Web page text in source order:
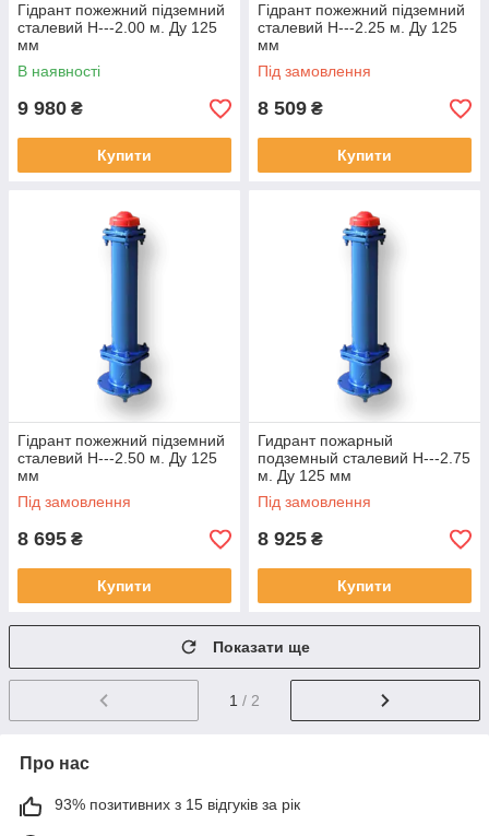
Гідрант пожежний підземний
сталевий H---2.00 м. Ду 125
мм
В наявності
9 980 ₴
Купити
Гідрант пожежний підземний
сталевий H---2.25 м. Ду 125
мм
Під замовлення
8 509 ₴
Купити
Гідрант пожежний підземний
сталевий H---2.50 м. Ду 125
мм
Під замовлення
8 695 ₴
Купити
Гидрант пожарный
подземный сталевий H---2.75
м. Ду 125 мм
Під замовлення
8 925 ₴
Купити
Показати ще
1 / 2
Про нас
93% позитивних з 15 відгуків за рік